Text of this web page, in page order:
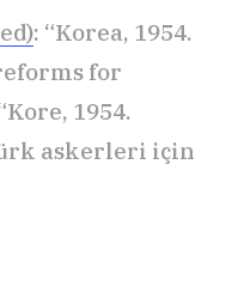
: “Korea, 1954.
for
1954.
askerleri için